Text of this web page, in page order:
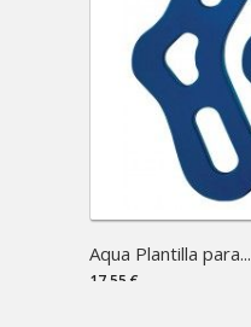
Aqua Plantilla para...
17,55 €